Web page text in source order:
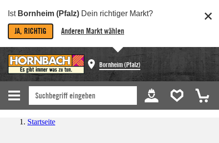
Ist Bornheim (Pfalz) Dein richtiger Markt?
JA, RICHTIG Anderen Markt wählen
Bornheim (Pfalz)
Startseite